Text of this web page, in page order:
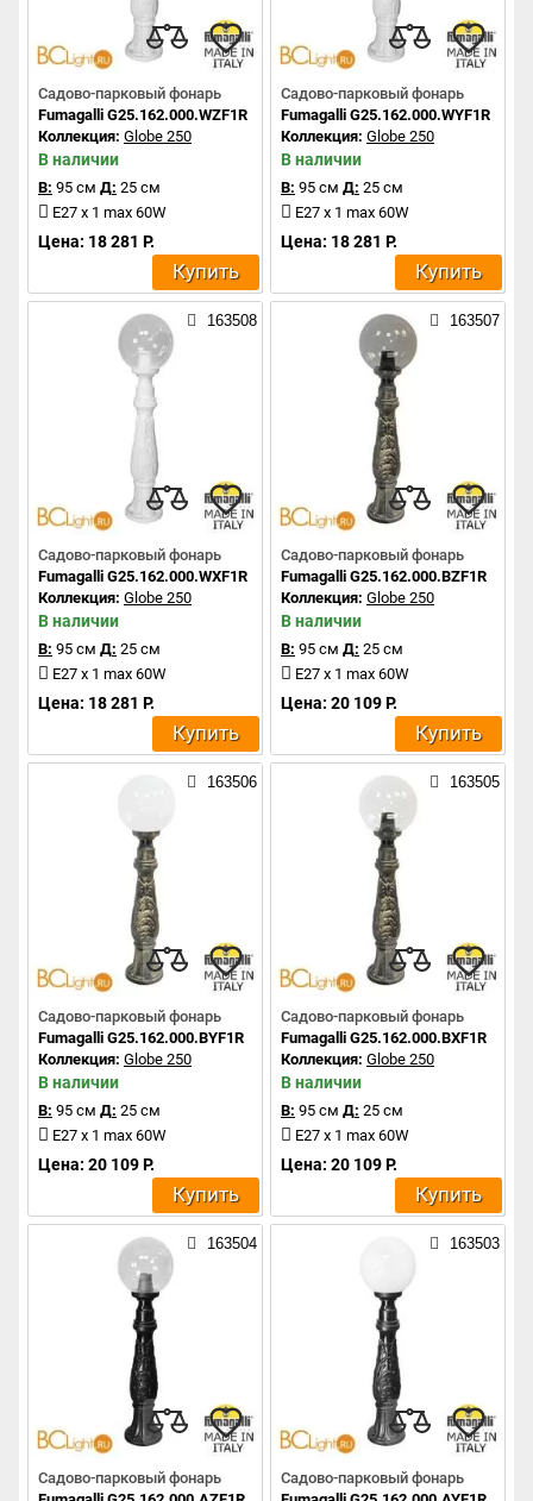
Садово-парковый фонарь
Fumagalli G25.162.000.WZF1R
Коллекция: Globe 250
В наличии
В: 95 см Д: 25 см
E27 x 1 max 60W
Цена: 18 281 Р.
Купить
Садово-парковый фонарь
Fumagalli G25.162.000.WYF1R
Коллекция: Globe 250
В наличии
В: 95 см Д: 25 см
E27 x 1 max 60W
Цена: 18 281 Р.
Купить
163508
Садово-парковый фонарь
Fumagalli G25.162.000.WXF1R
Коллекция: Globe 250
В наличии
В: 95 см Д: 25 см
E27 x 1 max 60W
Цена: 18 281 Р.
Купить
163507
Садово-парковый фонарь
Fumagalli G25.162.000.BZF1R
Коллекция: Globe 250
В наличии
В: 95 см Д: 25 см
E27 x 1 max 60W
Цена: 20 109 Р.
Купить
163506
Садово-парковый фонарь
Fumagalli G25.162.000.BYF1R
Коллекция: Globe 250
В наличии
В: 95 см Д: 25 см
E27 x 1 max 60W
Цена: 20 109 Р.
Купить
163505
Садово-парковый фонарь
Fumagalli G25.162.000.BXF1R
Коллекция: Globe 250
В наличии
В: 95 см Д: 25 см
E27 x 1 max 60W
Цена: 20 109 Р.
Купить
163504
Садово-парковый фонарь
163503
Садово-парковый фонарь